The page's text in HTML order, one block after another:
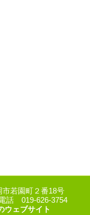
若園町２番18号
話 019-626-3754
ウェブサイト